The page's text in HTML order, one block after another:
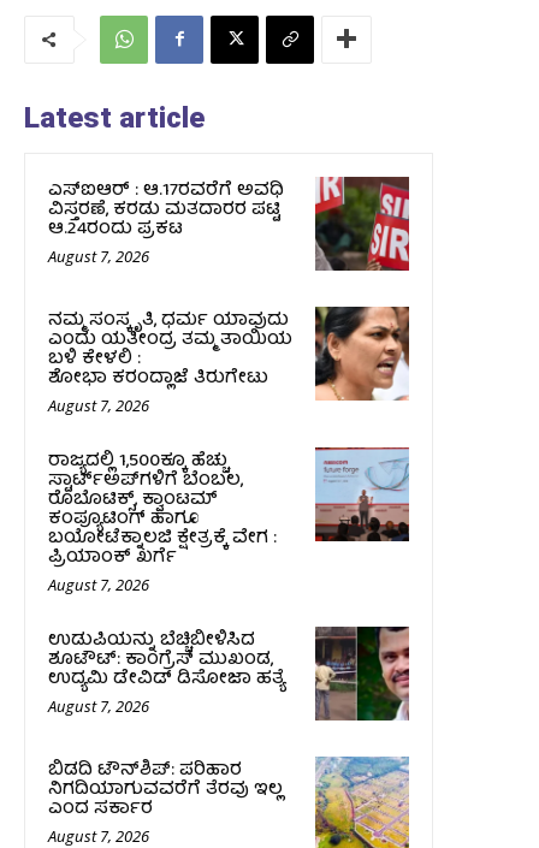
Latest article
ಎಸ್‌ಐಆರ್‌ : ಆ.17ರವರೆಗೆ ಅವಧಿ
ವಿಸ್ತರಣೆ, ಕರಡು ಮತದಾರರ ಪಟ್ಟಿ
ಆ.24ರಂದು ಪ್ರಕಟ
August 7, 2026
ನಮ್ಮ ಸಂಸ್ಕೃತಿ, ಧರ್ಮ ಯಾವುದು
ಎಂದು ಯತೀಂದ್ರ ತಮ್ಮ ತಾಯಿಯ
ಬಳಿ ಕೇಳಲಿ :
ಶೋಭಾ ಕರಂದ್ಲಾಜೆ ತಿರುಗೇಟು
August 7, 2026
ರಾಜ್ಯದಲ್ಲಿ 1,500ಕ್ಕೂ ಹೆಚ್ಚು
ಸ್ಟಾರ್ಟ್‌ಅಪ್‌ಗಳಿಗೆ ಬೆಂಬಲ,
ರೊಬೊಟಿಕ್ಸ್, ಕ್ವಾಂಟಮ್
ಕಂಪ್ಯೂಟಿಂಗ್ ಹಾಗೂ
ಬಯೋಟೆಕ್ನಾಲಜಿ ಕ್ಷೇತ್ರಕ್ಕೆ ವೇಗ :
ಪ್ರಿಯಾಂಕ್‌ ಖರ್ಗೆ
August 7, 2026
ಉಡುಪಿಯನ್ನು ಬೆಚ್ಚಿಬೀಳಿಸಿದ
ಶೂಟೌಟ್‌: ಕಾಂಗ್ರೆಸ್‌ ಮುಖಂಡ,
ಉದ್ಯಮಿ ಡೇವಿಡ್ ಡಿಸೋಜಾ ಹತ್ಯೆ
August 7, 2026
ಬಿಡದಿ ಟೌನ್‌ಶಿಪ್‌: ಪರಿಹಾರ
ನಿಗದಿಯಾಗುವವರೆಗೆ ತೆರವು ಇಲ್ಲ
ಎಂದ ಸರ್ಕಾರ
August 7, 2026